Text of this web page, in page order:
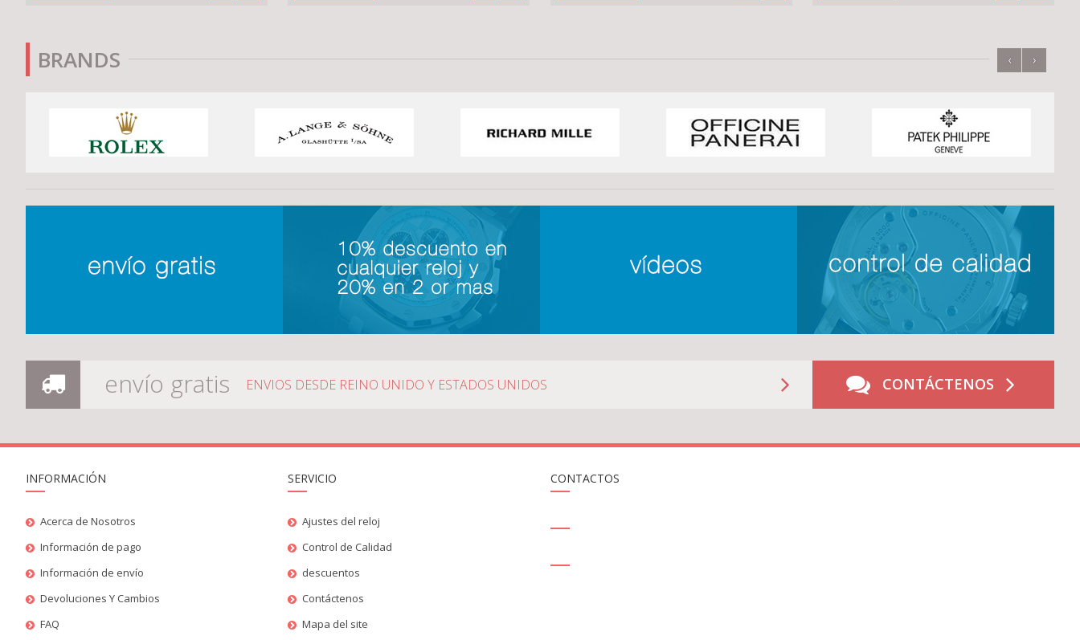
BRANDS ‹ ›
envío gratis ENVIOS DESDE REINO UNIDO Y ESTADOS UNIDOS CONTÁCTENOS
INFORMACIÓN
Acerca de Nosotros
Información de pago
Información de envío
Devoluciones Y Cambios
FAQ
SERVICIO
Ajustes del reloj
Control de Calidad
descuentos
Contáctenos
Mapa del site
CONTACTOS